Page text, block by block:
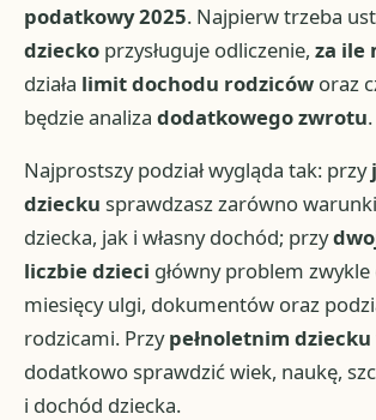
podatkowy 2025. Najpierw trzeba
dziecko przysługuje odliczenie,za ile
działa limit dochodu rodziców oraz
będzie analizadodatkowego zwrotu.
Najprostszy podział wygląda tak: przy
dziecku sprawdzasz zarówno
dziecka, jak i własny dochód; przy
liczbie dzieci główny problem
miesięcy ulgi, dokumentów oraz
rodzicami. Przypełnoletnim dziecku
dodatkowo sprawdzić wiek, naukę,
i dochód dziecka.